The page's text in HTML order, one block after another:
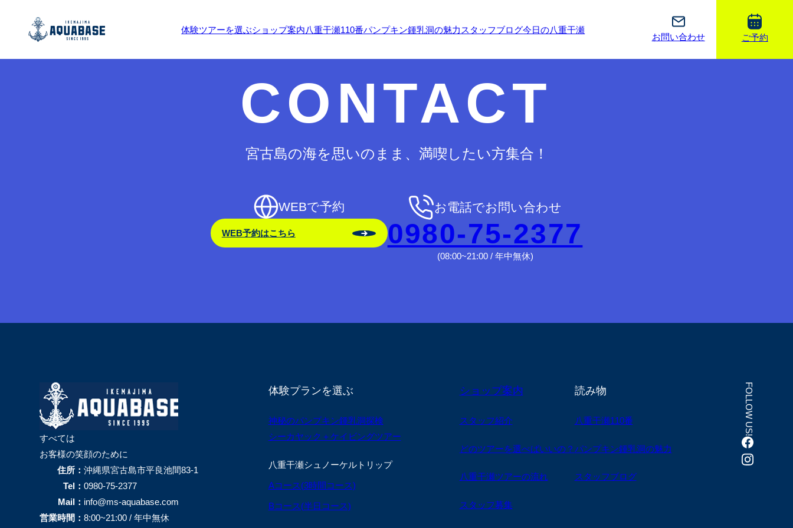
体験ツアーを選ぶショップ案内八重干瀬110番パンプキン鍾乳洞の魅力 スタッフブログ今日の八重干瀬
お問い合わせ ご予約
CONTACT
宮古島の海を思いのまま、満喫したい方集合！
WEBで予約
WEB予約はこちら
お電話でお問い合わせ
0980-75-2377
(08:00~21:00 / 年中無休)
すべては
お客様の笑顔のために
住所：沖縄県宮古島市平良池間83-1
Tel：0980-75-2377
Mail： info@ms-aquabase.com
営業時間：8:00~21:00 / 年中無休
体験プランを選ぶ
神秘のパンプキン鍾乳洞探検
シーカヤック＋ケイビングツアー
八重干瀬シュノーケルトリップ
Aコース(3時間コース)
Bコース(半日コース)
ショップ案内
スタッフ紹介
どのツアーを選べばいいの？
八重干瀬ツアーの流れ
スタッフ募集
読み物
八重干瀬110番
パンプキン鍾乳洞の魅力
スタッフブログ
FOLLOW US!